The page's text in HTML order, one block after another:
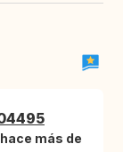
más de